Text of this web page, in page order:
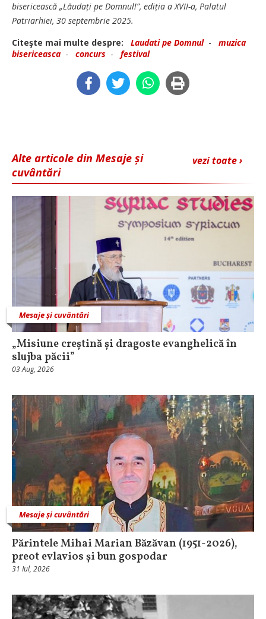
bisericească „Lăudați pe Domnul!”, ediția a XVII-a, Palatul
Patriarhiei, 30 septembrie 2025.
Citeşte mai multe despre:
Laudati pe Domnul- muzica
bisericeasca - concurs - festival
vezi toate ›
Alte articole din Mesaje și
cuvântări
Mesaje și cuvântări
„Misiune creștină și dragoste evanghelică în
slujba păcii”
03 Aug, 2026
Mesaje și cuvântări
Părintele Mihai Marian Băzăvan (1951-2026),
preot evlavios și bun gospodar
31 Iul, 2026